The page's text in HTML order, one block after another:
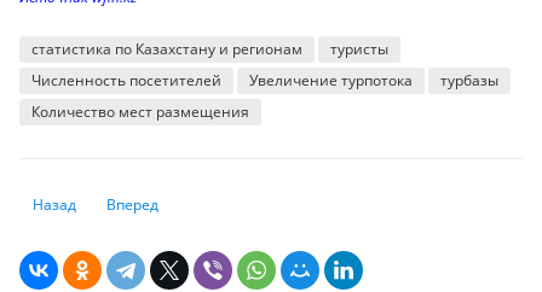
статистика по Казахстану и регионам
туристы
Численность посетителей
Увеличение турпотока
турбазы
Количество мест размещения
Предыдущий: В США и России сосредоточено 89% всего ядерного
Назад Следующий: В Казахстане жертв уголовных медицинских
Вперед